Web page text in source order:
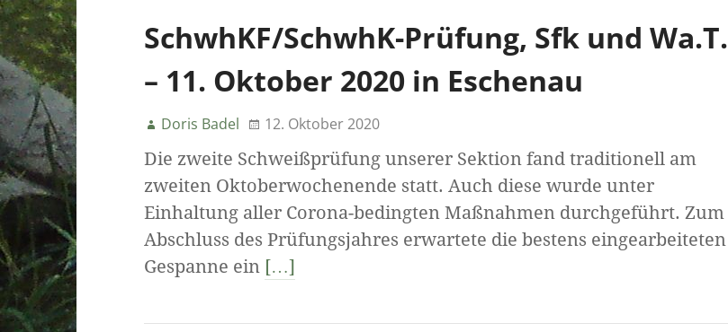
SchwhKF/SchwhK-Prüfung, Sfk und Wa.T.
– 11. Oktober 2020 in Eschenau
Doris Badel 12. Oktober 2020
Die zweite Schweißprüfung unserer Sektion fand traditionell am
zweiten Oktoberwochenende statt. Auch diese wurde unter
Einhaltung aller Corona-bedingten Maßnahmen durchgeführt. Zum
Abschluss des Prüfungsjahres erwartete die bestens eingearbeiteten
Gespanne ein […]